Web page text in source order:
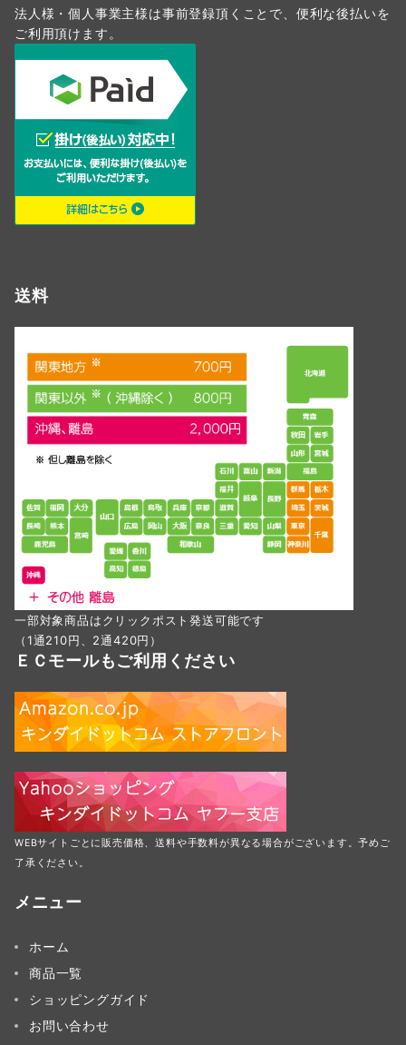
法人様・個人事業主様は事前登録頂くことで、便利な後払いを
ご利用頂けます。
送料
一部対象商品はクリックポスト発送可能です
（1通210円、2通420円）
ＥＣモールもご利用ください
WEBサイトごとに販売価格、送料や手数料が異なる場合がございます。予めご
了承ください。
メニュー
ホーム
商品一覧
ショッピングガイド
お問い合わせ